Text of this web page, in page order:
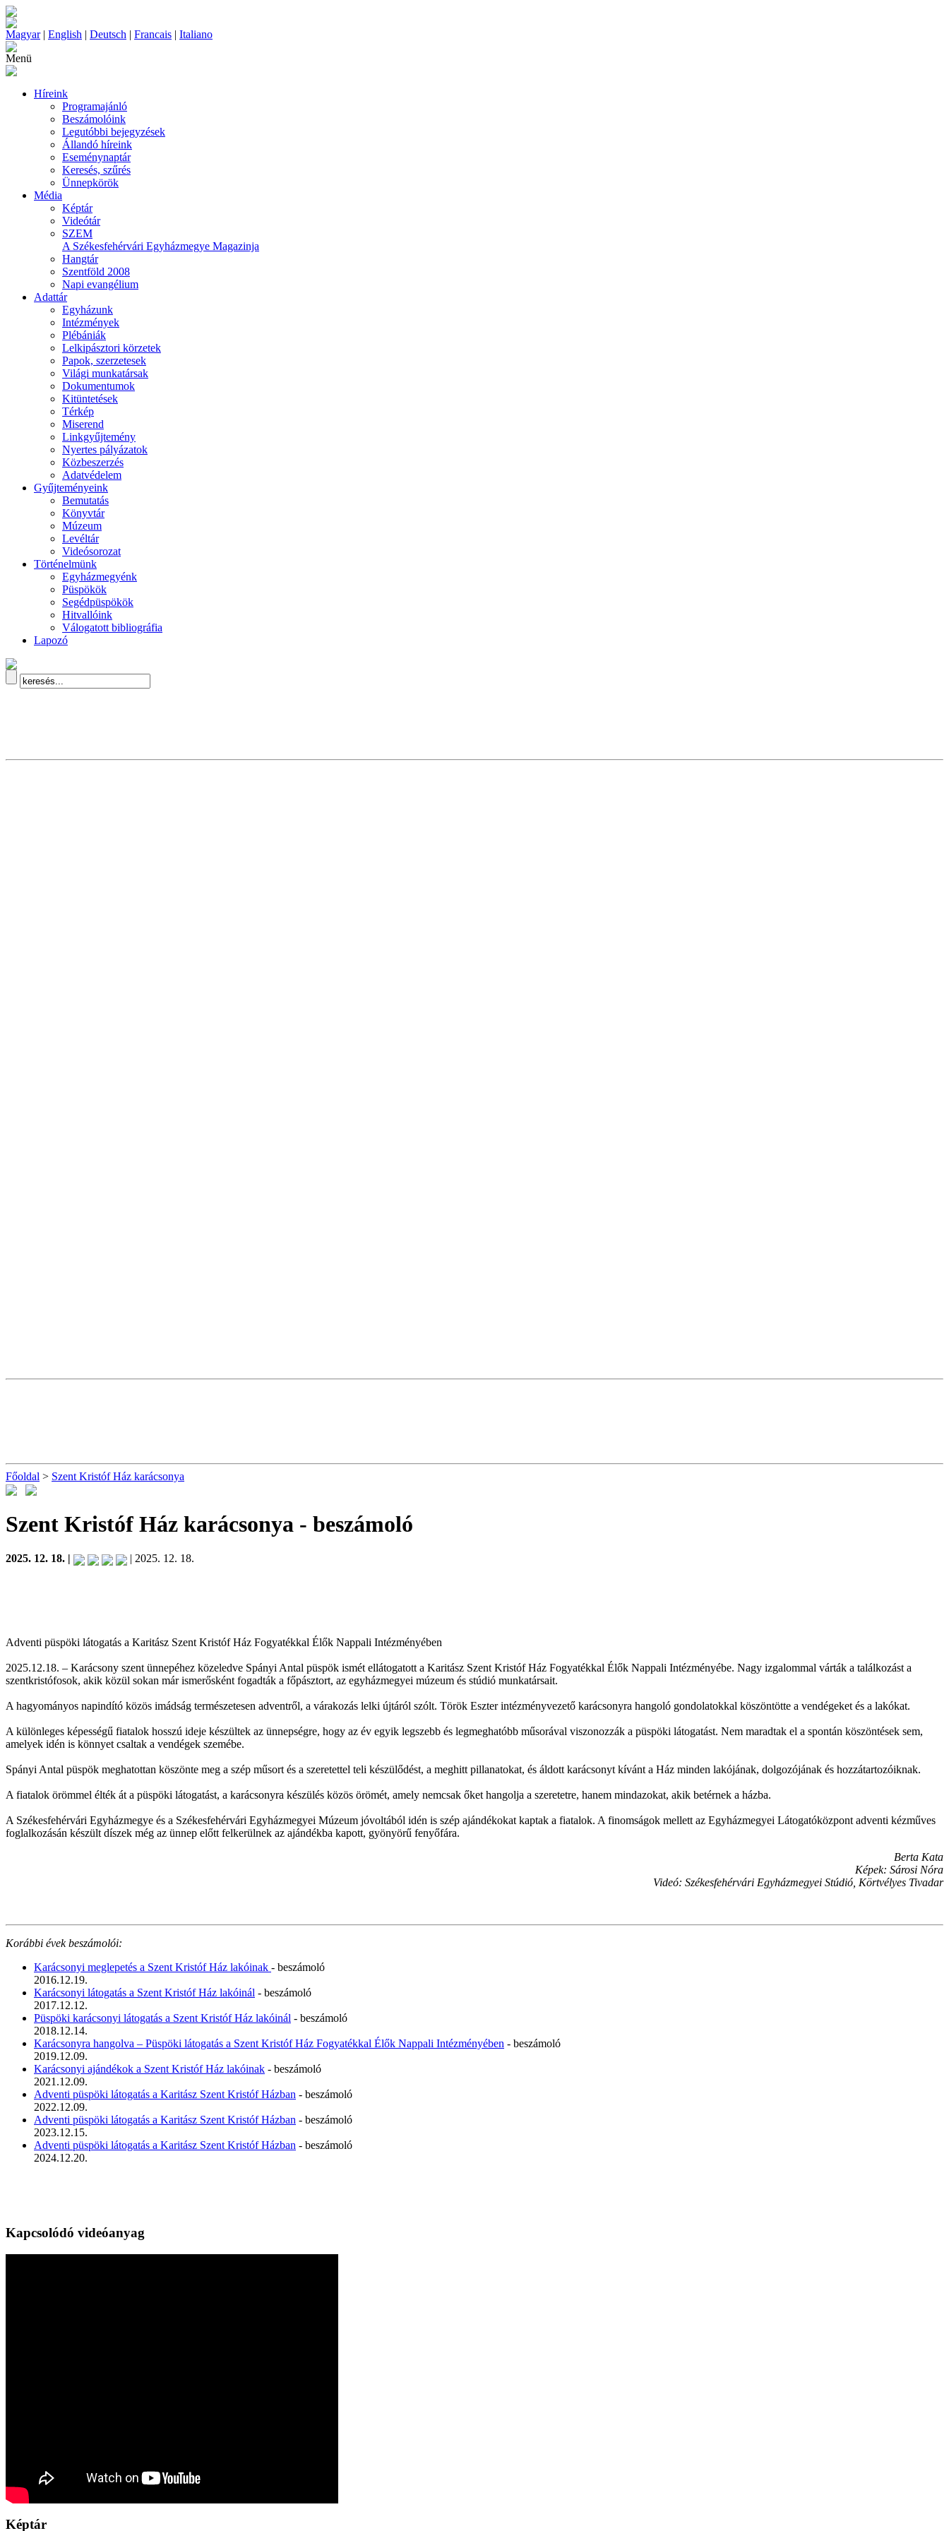
Magyar| English | Deutsch | Francais | Italiano
Menü
Híreink
Programajánló
Beszámolóink
Legutóbbi bejegyzések
Állandó híreink
Eseménynaptár
Keresés, szűrés
Ünnepkörök
Média
Képtár
Videótár
SZEM
A Székesfehérvári Egyházmegye Magazinja
Hangtár
Szentföld 2008
Napi evangélium
Adattár
Egyházunk
Intézmények
Plébániák
Lelkipásztori körzetek
Papok, szerzetesek
Világi munkatársak
Dokumentumok
Kitüntetések
Térkép
Miserend
Linkgyűjtemény
Nyertes pályázatok
Közbeszerzés
Adatvédelem
Gyűjteményeink
Bemutatás
Könyvtár
Múzeum
Levéltár
Videósorozat
Történelmünk
Egyházmegyénk
Püspökök
Segédpüspökök
Hitvallóink
Válogatott bibliográfia
Lapozó
Főoldal > Szent Kristóf Ház karácsonya
Szent Kristóf Ház karácsonya - beszámoló
2025. 12. 18. | | 2025. 12. 18.
Adventi püspöki látogatás a Karitász Szent Kristóf Ház Fogyatékkal Élők Nappali Intézményében
2025.12.18. – Karácsony szent ünnepéhez közeledve Spányi Antal püspök ismét ellátogatott a Karitász Szent Kristóf Ház Fogyatékkal Élők Nappali Intézményébe. Nagy izgalommal várták a találkozást a
szentkristófosok, akik közül sokan már ismerősként fogadták a főpásztort, az egyházmegyei múzeum és stúdió munkatársait.
A hagyományos napindító közös imádság természetesen adventről, a várakozás lelki újtáról szólt. Török Eszter intézményvezető karácsonyra hangoló gondolatokkal köszöntötte a vendégeket és a lakókat.
A különleges képességű fiatalok hosszú ideje készültek az ünnepségre, hogy az év egyik legszebb és legmeghatóbb műsorával viszonozzák a püspöki látogatást. Nem maradtak el a spontán köszöntések sem,
amelyek idén is könnyet csaltak a vendégek szemébe.
Spányi Antal püspök meghatottan köszönte meg a szép műsort és a szeretettel teli készülődést, a meghitt pillanatokat, és áldott karácsonyt kívánt a Ház minden lakójának, dolgozójának és hozzátartozóiknak.
A fiatalok örömmel élték át a püspöki látogatást, a karácsonyra készülés közös örömét, amely nemcsak őket hangolja a szeretetre, hanem mindazokat, akik betérnek a házba.
A Székesfehérvári Egyházmegye és a Székesfehérvári Egyházmegyei Múzeum jóvoltából idén is szép ajándékokat kaptak a fiatalok. A finomságok mellett az Egyházmegyei Látogatóközpont adventi kézműves
foglalkozásán készült díszek még az ünnep előtt felkerülnek az ajándékba kapott, gyönyörű fenyőfára.
Berta Kata
Képek: Sárosi Nóra
Videó: Székesfehérvári Egyházmegyei Stúdió, Körtvélyes Tivadar
Korábbi évek beszámolói:
Karácsonyi meglepetés a Szent Kristóf Ház lakóinak - beszámoló
2016.12.19.
Karácsonyi látogatás a Szent Kristóf Ház lakóinál - beszámoló
2017.12.12.
Püspöki karácsonyi látogatás a Szent Kristóf Ház lakóinál - beszámoló
2018.12.14.
Karácsonyra hangolva – Püspöki látogatás a Szent Kristóf Ház Fogyatékkal Élők Nappali Intézményében - beszámoló
2019.12.09.
Karácsonyi ajándékok a Szent Kristóf Ház lakóinak - beszámoló
2021.12.09.
Adventi püspöki látogatás a Karitász Szent Kristóf Házban - beszámoló
2022.12.09.
Adventi püspöki látogatás a Karitász Szent Kristóf Házban - beszámoló
2023.12.15.
Adventi püspöki látogatás a Karitász Szent Kristóf Házban - beszámoló
2024.12.20.
Kapcsolódó videóanyag
Képtár